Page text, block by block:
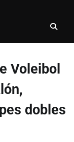
Voleibol
dobles